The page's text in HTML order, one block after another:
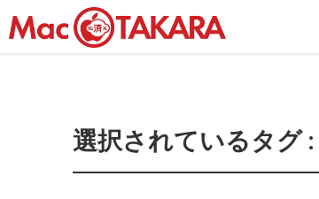
選択されているタグ :